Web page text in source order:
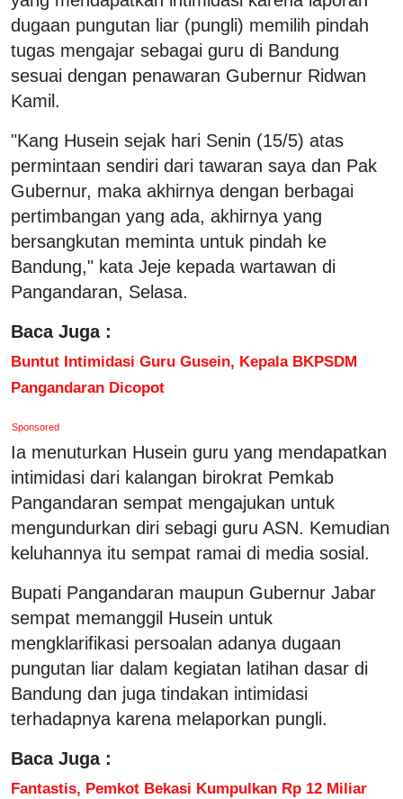
dugaan pungutan liar (pungli) memilih pindah
tugas mengajar sebagai guru di Bandung
sesuai dengan penawaran Gubernur Ridwan
Kamil.
"Kang Husein sejak hari Senin (15/5) atas
permintaan sendiri dari tawaran saya dan Pak
Gubernur, maka akhirnya dengan berbagai
pertimbangan yang ada, akhirnya yang
bersangkutan meminta untuk pindah ke
Bandung," kata Jeje kepada wartawan di
Pangandaran, Selasa.
Baca Juga :
Buntut Intimidasi Guru Gusein, Kepala BKPSDM
Pangandaran Dicopot
Sponsored
Ia menuturkan Husein guru yang mendapatkan
intimidasi dari kalangan birokrat Pemkab
Pangandaran sempat mengajukan untuk
mengundurkan diri sebagi guru ASN. Kemudian
keluhannya itu sempat ramai di media sosial.
Bupati Pangandaran maupun Gubernur Jabar
sempat memanggil Husein untuk
mengklarifikasi persoalan adanya dugaan
pungutan liar dalam kegiatan latihan dasar di
Bandung dan juga tindakan intimidasi
terhadapnya karena melaporkan pungli.
Baca Juga :
Fantastis, Pemkot Bekasi Kumpulkan Rp 12 Miliar